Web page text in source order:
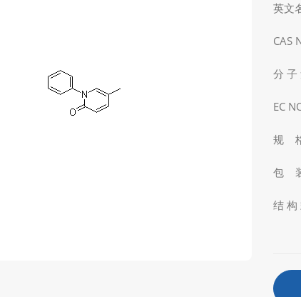
英文
CAS
分 子
EC
规
包
结 构